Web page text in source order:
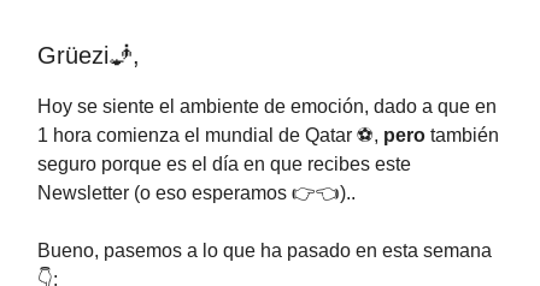
Grüezi🧞,
Hoy se siente el ambiente de emoción, dado a que en
1 hora comienza el mundial de Qatar ⚽, pero también
seguro porque es el día en que recibes este
Newsletter (o eso esperamos 👉👈)..
Bueno, pasemos a lo que ha pasado en esta semana
👇: